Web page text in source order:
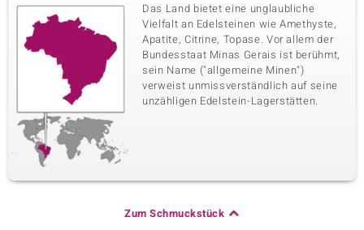
Das Land bietet eine unglaubliche
Vielfalt an Edelsteinen wie Amethyste,
Apatite, Citrine, Topase. Vor allem der
Bundesstaat Minas Gerais ist berühmt,
sein Name ("allgemeine Minen")
verweist unmissverständlich auf seine
unzähligen Edelstein-Lagerstätten.
Zum Schmuckstück